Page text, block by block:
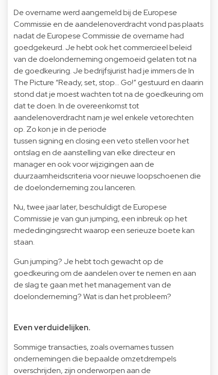
De overname werd aangemeld bij de Europese
Commissie en de aandelenoverdracht vond pas plaats
nadat de Europese Commissie de overname had
goedgekeurd. Je hebt ook het commercieel beleid
van de doelonderneming ongemoeid gelaten tot na
de goedkeuring. Je bedrijfsjurist had je immers de In
The Picture “Ready, set, stop… Go!” gestuurd en daarin
stond dat je moest wachten tot na de goedkeuring om
dat te doen. In de overeenkomst tot
aandelenoverdracht nam je wel enkele vetorechten
op. Zo kon je in de periode
tussen signing en closing een veto stellen voor het
ontslag en de aanstelling van elke directeur en
manager en ook voor wijzigingen aan de
duurzaamheidscriteria voor nieuwe loopschoenen die
de doelonderneming zou lanceren.
Nu, twee jaar later, beschuldigt de Europese
Commissie je van gun jumping, een inbreuk op het
mededingingsrecht waarop een serieuze boete kan
staan.
Gun jumping? Je hebt toch gewacht op de
goedkeuring om de aandelen over te nemen en aan
de slag te gaan met het management van de
doelonderneming? Wat is dan het probleem?
Even verduidelijken.
Sommige transacties, zoals overnames tussen
ondernemingen die bepaalde omzetdrempels
overschrijden, zijn onderworpen aan de